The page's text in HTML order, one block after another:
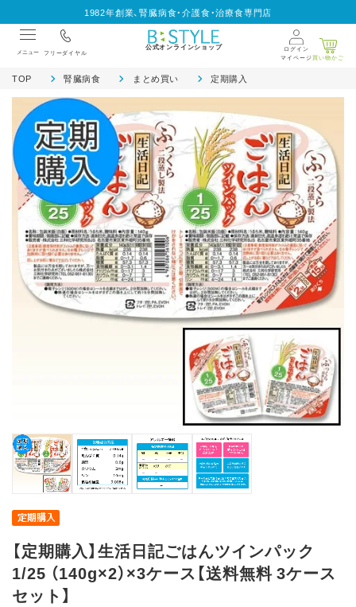
1982年創業、腎臓病食・介護食・治療食専門店
メニュー フリーダイヤル
公式オンラインショップ
ログイン
マイページ買い物かご
TOP 腎臓病食 まとめ買い 定期購入
【定期購入】生活日記ごはんツインパック
1/25 （140g×2）×3ケース【送料無料 3ケース
セット】